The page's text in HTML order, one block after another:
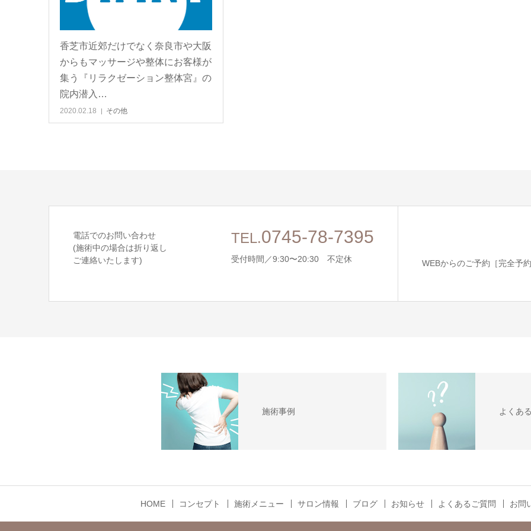
香芝市近郊だけでなく奈良市や大阪
からもマッサージや整体にお客様が
集う『リラクゼーション整体宮』の
院内潜入…
2020.02.18 その他
電話でのお問い合わせ
(施術中の場合は折り返し
ご連絡いたします)
TEL.0745-78-7395
受付時間／9:30〜20:30 不定休 WEBからのご予約［完全予約
施術事例 よくあ
HOME コンセプト 施術メニュー サロン情報 ブログ お知らせ よくあるご質問 お問